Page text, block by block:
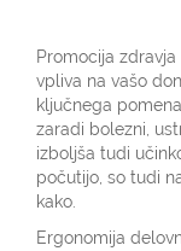
Promocija
vpliva na vašo
ključnega
zaradi bolezni,
izboljša tudi
počutijo, so tudi
kako.
Ergonomija